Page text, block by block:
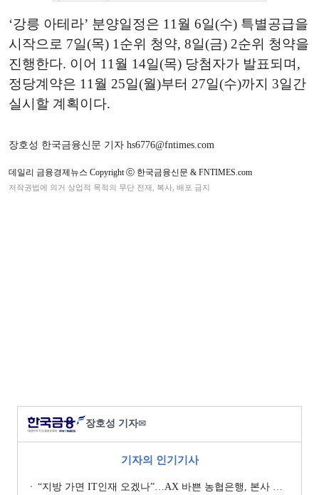
‘강릉 아테라’ 분양일정은 11월 6일(수) 특별공급을
시작으로 7일(목) 1순위 청약, 8일(금) 2순위 청약을
진행한다. 이어 11월 14일(목) 당첨자가 발표되며,
정당계약은 11월 25일(월)부터 27일(수)까지 3일간
실시할 계획이다.
장호성 한국금융신문 기자 hs6776@fntimes.com
데일리 금융경제뉴스 Copyright ⓒ 한국금융신문 & FNTIMES.com
저작권법에 의거 상업적 목적의 무단 전재, 복사, 배포 금지
장호성 기자✉
기자의 인기기사
“지방 가면 IT인재 오겠나”…AX 바쁜 농협은행, 본사 이전설에 ‘긴장’ [막 오른 금융권 하투(夏鬪)]